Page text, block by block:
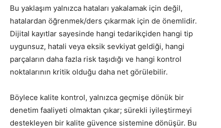
Bu yaklaşım yalnızca hataları yakalamak için değil,
hatalardan öğrenmek/ders çıkarmak için de önemlidir.
Dijital kayıtlar sayesinde hangi tedarikçiden hangi tip
uygunsuz, hatali veya eksik sevkiyat geldiği, hangi
parçaların daha fazla risk taşıdığı ve hangi kontrol
noktalarının kritik olduğu daha net görülebilir.
Böylece kalite kontrol, yalnızca geçmişe dönük bir
denetim faaliyeti olmaktan çıkar; sürekli iyileştirmeyi
destekleyen bir kalite güvence sistemine dönüşür. Bu